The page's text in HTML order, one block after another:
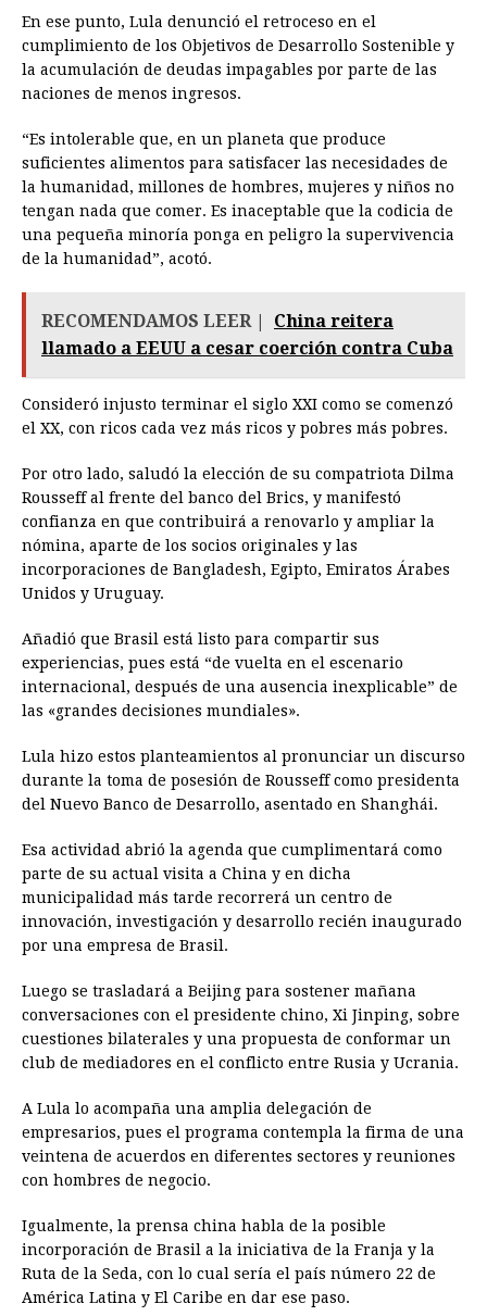
En ese punto, Lula denunció el retroceso en el
cumplimiento de los Objetivos de Desarrollo Sostenible y
la acumulación de deudas impagables por parte de las
naciones de menos ingresos.
“Es intolerable que, en un planeta que produce
suficientes alimentos para satisfacer las necesidades de
la humanidad, millones de hombres, mujeres y niños no
tengan nada que comer. Es inaceptable que la codicia de
una pequeña minoría ponga en peligro la supervivencia
de la humanidad”, acotó.
RECOMENDAMOS LEER |
China reitera
llamado a EEUU a cesar coerción contra Cuba
Consideró injusto terminar el siglo XXI como se comenzó
el XX, con ricos cada vez más ricos y pobres más pobres.
Por otro lado, saludó la elección de su compatriota Dilma
Rousseff al frente del banco del Brics, y manifestó
confianza en que contribuirá a renovarlo y ampliar la
nómina, aparte de los socios originales y las
incorporaciones de Bangladesh, Egipto, Emiratos Árabes
Unidos y Uruguay.
Añadió que Brasil está listo para compartir sus
experiencias, pues está “de vuelta en el escenario
internacional, después de una ausencia inexplicable” de
las «grandes decisiones mundiales».
Lula hizo estos planteamientos al pronunciar un discurso
durante la toma de posesión de Rousseff como presidenta
del Nuevo Banco de Desarrollo, asentado en Shanghái.
Esa actividad abrió la agenda que cumplimentará como
parte de su actual visita a China y en dicha
municipalidad más tarde recorrerá un centro de
innovación, investigación y desarrollo recién inaugurado
por una empresa de Brasil.
Luego se trasladará a Beijing para sostener mañana
conversaciones con el presidente chino, Xi Jinping, sobre
cuestiones bilaterales y una propuesta de conformar un
club de mediadores en el conflicto entre Rusia y Ucrania.
A Lula lo acompaña una amplia delegación de
empresarios, pues el programa contempla la firma de una
veintena de acuerdos en diferentes sectores y reuniones
con hombres de negocio.
Igualmente, la prensa china habla de la posible
incorporación de Brasil a la iniciativa de la Franja y la
Ruta de la Seda, con lo cual sería el país número 22 de
América Latina y El Caribe en dar ese paso.